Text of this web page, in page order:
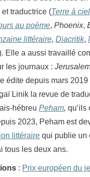
traductrice (Terre à ciel
au poème, Phoenix,
littéraire, Diacritik,
Elle a aussi travaillé
les journaux :
édite depuis mars 2019
Linik la revue de
hébreu Peham, qu’ils
2023, Peham est
littéraire qui publie un
tous les deux ans.
: Prix européen du